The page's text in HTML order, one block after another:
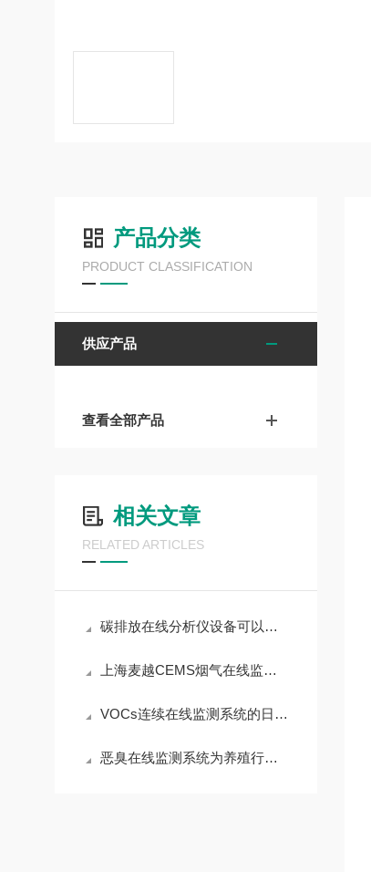
产品分类
PRODUCT CLASSIFICATION
供应产品
查看全部产品
相关文章
RELATED ARTICLES
碳排放在线分析仪设备可以监测水泥厂气体浓度
上海麦越CEMS烟气在线监测系统日常运维指南
VOCs连续在线监测系统的日常保养和维护要点有哪些 上海麦越
恶臭在线监测系统为养殖行业提供更多方便